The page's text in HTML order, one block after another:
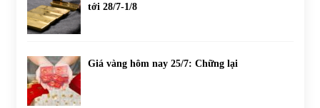
tới 28/7-1/8
Giá vàng hôm nay 25/7: Chững lại